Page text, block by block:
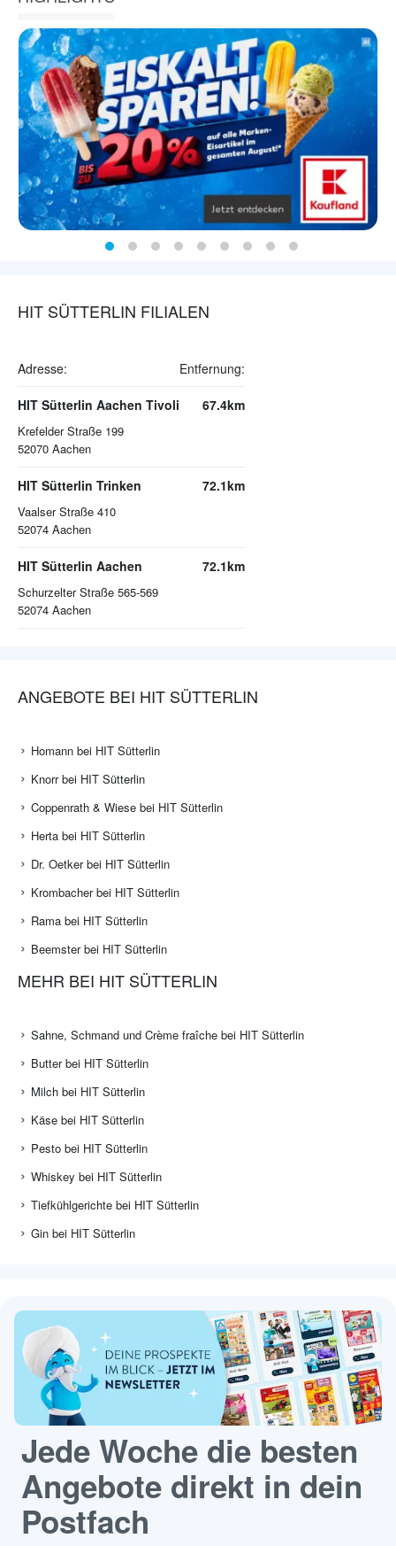
HIT SÜTTERLIN FILIALEN
Adresse: Entfernung:
HIT Sütterlin Aachen Tivoli
Krefelder Straße 199
52070 Aachen
67.4km
HIT Sütterlin Trinken
Vaalser Straße 410
52074 Aachen
72.1km
HIT Sütterlin Aachen
Schurzelter Straße 565-569
52074 Aachen
72.1km
ANGEBOTE BEI HIT SÜTTERLIN
Homann bei HIT Sütterlin
Knorr bei HIT Sütterlin
Coppenrath & Wiese bei HIT Sütterlin
Herta bei HIT Sütterlin
Dr. Oetker bei HIT Sütterlin
Krombacher bei HIT Sütterlin
Rama bei HIT Sütterlin
Beemster bei HIT Sütterlin
MEHR BEI HIT SÜTTERLIN
Sahne, Schmand und Crème fraîche bei HIT Sütterlin
Butter bei HIT Sütterlin
Milch bei HIT Sütterlin
Käse bei HIT Sütterlin
Pesto bei HIT Sütterlin
Whiskey bei HIT Sütterlin
Tiefkühlgerichte bei HIT Sütterlin
Gin bei HIT Sütterlin
Jede Woche die besten
Angebote direkt in dein
Postfach